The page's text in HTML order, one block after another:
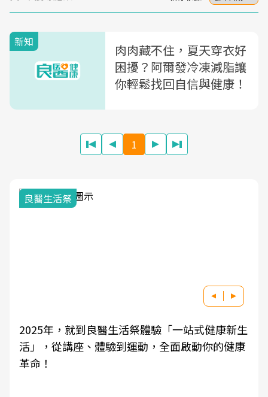
新知
肉肉藏不住，夏天穿衣好
困擾？阿爾發冷凍減脂讓
你輕鬆找回自信與健康！
1
良醫生活祭
2025年，就到良醫生活祭體驗「一站式健康新生
活」，從講座、體驗到運動，全面啟動你的健康
革命！